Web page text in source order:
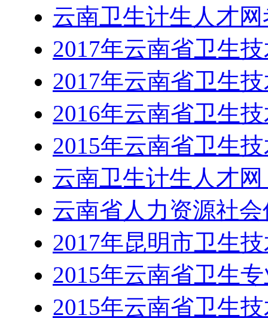
云南卫生计生人才
2017年云南省卫生
2017年云南省卫生
2016年云南省卫生
2015年云南省卫生
云南卫生计生人才网
云南省人力资源社
2017年昆明市卫生
2015年云南省卫生
2015年云南省卫生